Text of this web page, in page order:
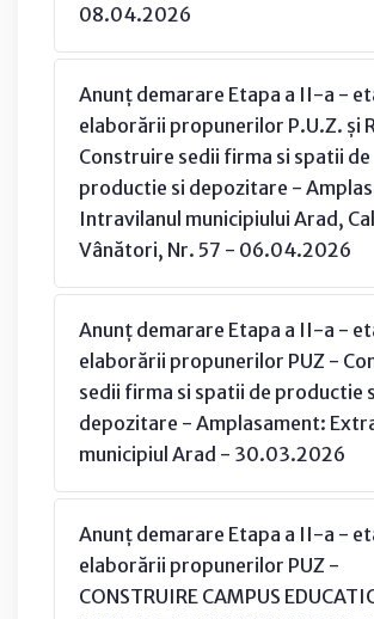
08.04.2026
Anunț demarare Etapa a II-a -
elaborării propunerilor P.U.Z. și
Construire sedii firma si spatii de
productie si depozitare -
Intravilanul municipiului Arad,
Vânători, Nr. 57 - 06.04.2026
Anunț demarare Etapa a II-a -
elaborării propunerilor PUZ -
sedii firma si spatii de productie
depozitare - Amplasament:
municipiul Arad - 30.03.2026
Anunț demarare Etapa a II-a -
elaborării propunerilor PUZ -
CONSTRUIRE CAMPUS